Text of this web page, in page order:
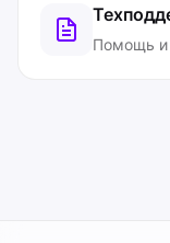
Помощь и